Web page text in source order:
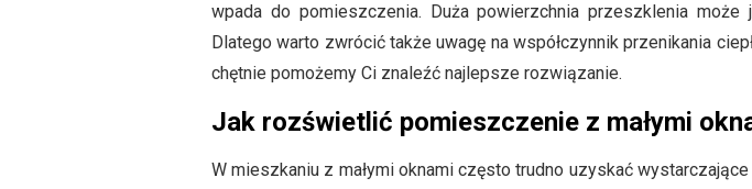
wpada do pomieszczenia. Duża powierzchnia przeszklenia
Dlatego warto zwrócić także uwagę na współczynnik przenikania
chętnie pomożemy Ci znaleźć najlepsze rozwiązanie.
Jak rozświetlić pomieszczenie z małymi
W mieszkaniu z małymi oknami często trudno uzyskać